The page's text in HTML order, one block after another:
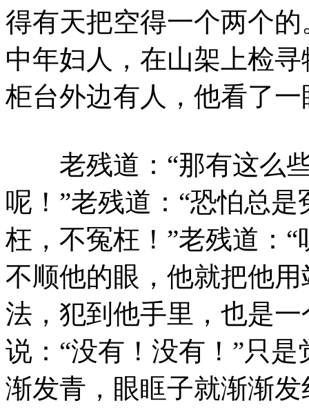
得有天把空得一个两个
中年妇人，在山架上检
柜台外边有人，他看了
老残道：“那有这么些
呢！”老残道：“恐怕总
枉，不冤枉！”老残道：
不顺他的眼，他就把他
法，犯到他手里，也是
说：“没有！没有！”只
渐发青，眼眶子就渐渐